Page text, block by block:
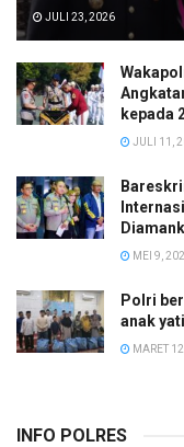
JULI 23, 2026
kepada
JULI 11,
MEI 9,
Polri
anak
MARET
INFO POLRES